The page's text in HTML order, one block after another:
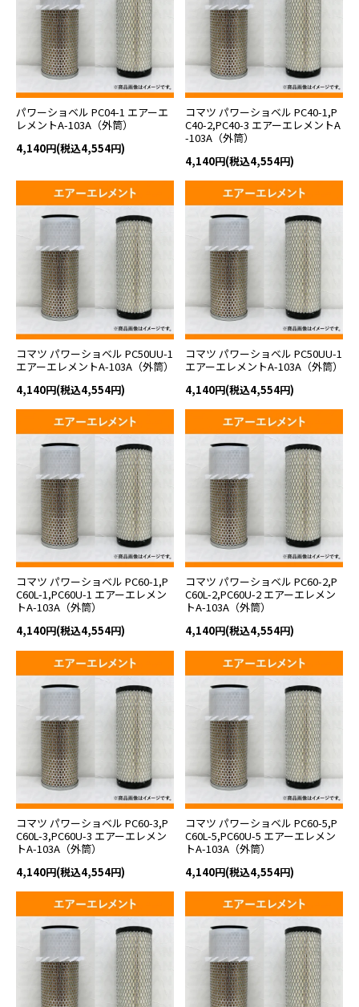
パワーショベル PC04-1 エアーエ
レメントA-103A（外筒）
4,140円(税込4,554円)
コマツ パワーショベル PC40-1,P
C40-2,PC40-3 エアーエレメントA
-103A（外筒）
4,140円(税込4,554円)
コマツ パワーショベル PC50UU-1
エアーエレメントA-103A（外筒）
4,140円(税込4,554円)
コマツ パワーショベル PC50UU-1
エアーエレメントA-103A（外筒）
4,140円(税込4,554円)
コマツ パワーショベル PC60-1,P
C60L-1,PC60U-1 エアーエレメン
トA-103A（外筒）
4,140円(税込4,554円)
コマツ パワーショベル PC60-2,P
C60L-2,PC60U-2 エアーエレメン
トA-103A（外筒）
4,140円(税込4,554円)
コマツ パワーショベル PC60-3,P
C60L-3,PC60U-3 エアーエレメン
トA-103A（外筒）
4,140円(税込4,554円)
コマツ パワーショベル PC60-5,P
C60L-5,PC60U-5 エアーエレメン
トA-103A（外筒）
4,140円(税込4,554円)